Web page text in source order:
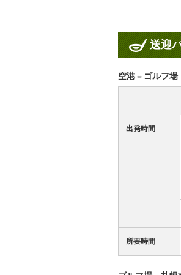
送迎
空港⇔ゴルフ場
出発時間
所要時間